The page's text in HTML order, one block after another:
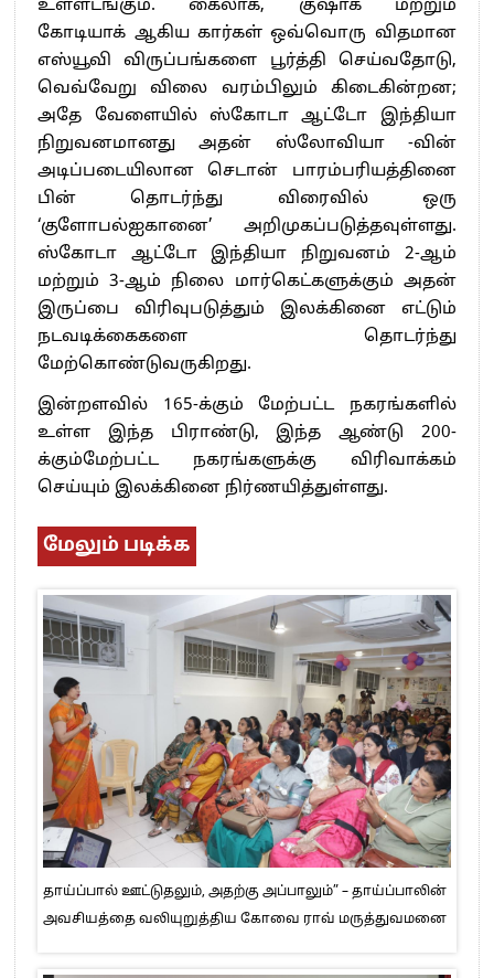
உள்ளடங்கும். கைலாக், குஷாக் மற்றும்
கோடியாக் ஆகிய கார்கள் ஒவ்வொரு விதமான
எஸ்யூவி விருப்பங்களை பூர்த்தி செய்வதோடு,
வெவ்வேறு விலை வரம்பிலும் கிடைகின்றன;
அதே வேளையில் ஸ்கோடா ஆட்டோ இந்தியா
நிறுவனமானது அதன் ஸ்லோவியா -வின்
அடிப்படையிலான செடான் பாரம்பரியத்தினை
பின் தொடர்ந்து விரைவில் ஒரு
‘குளோபல்ஐகானை’ அறிமுகப்படுத்தவுள்ளது.
ஸ்கோடா ஆட்டோ இந்தியா நிறுவனம் 2-ஆம்
மற்றும் 3-ஆம் நிலை மார்கெட்களுக்கும் அதன்
இருப்பை விரிவுபடுத்தும் இலக்கினை எட்டும்
நடவடிக்கைகளை தொடர்ந்து
மேற்கொண்டுவருகிறது.
இன்றளவில் 165-க்கும் மேற்பட்ட நகரங்களில்
உள்ள இந்த பிராண்டு, இந்த ஆண்டு 200-
க்கும்மேற்பட்ட நகரங்களுக்கு விரிவாக்கம்
செய்யும் இலக்கினை நிர்ணயித்துள்ளது.
மேலும் படிக்க
தாய்ப்பால் ஊட்டுதலும், அதற்கு அப்பாலும்” – தாய்ப்பாலின்
அவசியத்தை வலியுறுத்திய கோவை ராவ் மருத்துவமனை